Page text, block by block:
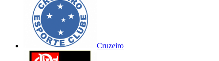
Cruzeiro